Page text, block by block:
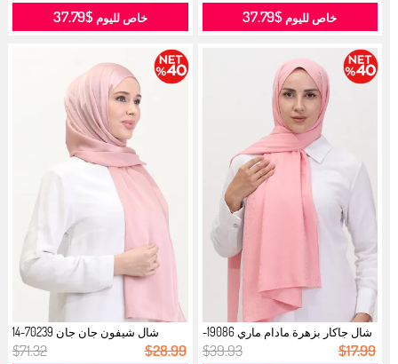
خاص لليوم $37.79 خاص لليوم$37.79
شال جاكار بزهرة مادام ماري 19086-
11...
$39.93 $17.99
شال شيفون جان جان 70239-14
وردي...
$71.32 $28.99